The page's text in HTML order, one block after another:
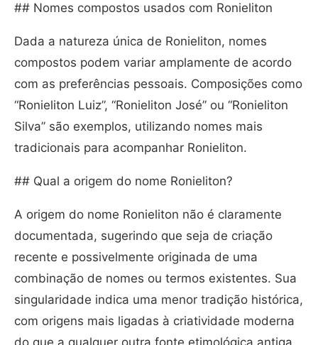
## Nomes compostos usados com Ronieliton
Dada a natureza única de Ronieliton, nomes
compostos podem variar amplamente de acordo
com as preferências pessoais. Composições como
“Ronieliton Luiz”, “Ronieliton José” ou “Ronieliton
Silva” são exemplos, utilizando nomes mais
tradicionais para acompanhar Ronieliton.
## Qual a origem do nome Ronieliton?
A origem do nome Ronieliton não é claramente
documentada, sugerindo que seja de criação
recente e possivelmente originada de uma
combinação de nomes ou termos existentes. Sua
singularidade indica uma menor tradição histórica,
com origens mais ligadas à criatividade moderna
do que a qualquer outra fonte etimológica antiga.